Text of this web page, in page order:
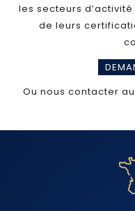
les secteurs
de leurs
Ou nous contacter